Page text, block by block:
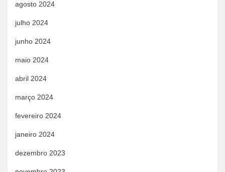
agosto 2024
julho 2024
junho 2024
maio 2024
abril 2024
março 2024
fevereiro 2024
janeiro 2024
dezembro 2023